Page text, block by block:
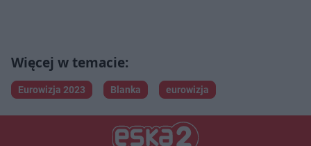
Eurowizja 2023 Blanka eurowizja